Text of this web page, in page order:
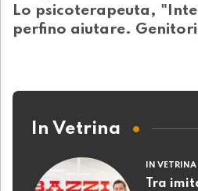
Lo psicoterapeuta,
perfino aiutare.
In Vetrina
IN VETRINA
Tra